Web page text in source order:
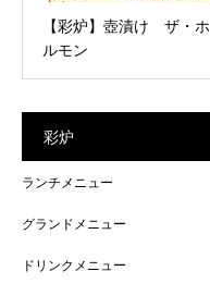
【彩炉】壺漬け ザ・ホ
ルモン
彩炉
ランチメニュー
グランドメニュー
ドリンクメニュー